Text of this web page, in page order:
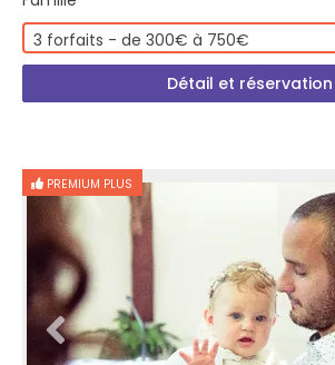
3 forfaits - de 300€ à 750€
Détail et réservation
PREMIUM PLUS